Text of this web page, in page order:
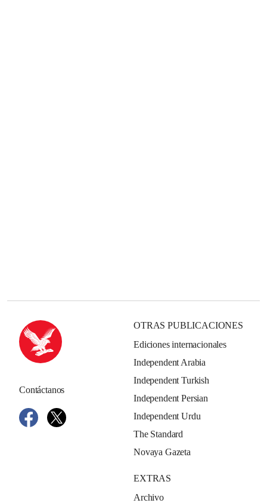
Contáctanos
OTRAS PUBLICACIONES
Ediciones internacionales
Independent Arabia
Independent Turkish
Independent Persian
Independent Urdu
The Standard
Novaya Gazeta
EXTRAS
Archivo